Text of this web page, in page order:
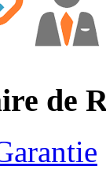
de